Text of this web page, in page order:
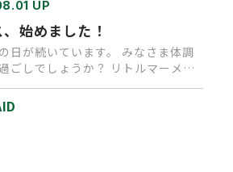
UP
始めました！
日が続いています。 みなさま体調
ごしでしょうか？ リトルマーメイ
店…